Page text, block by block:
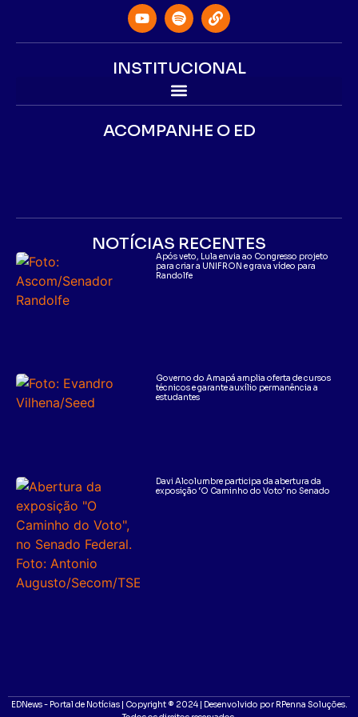
INSTITUCIONAL
ACOMPANHE O ED
NOTÍCIAS RECENTES
Após veto, Lula envia ao Congresso projeto
para criar a UNIFRON e grava vídeo para
Randolfe
Governo do Amapá amplia oferta de cursos
técnicos e garante auxílio permanência a
estudantes
Davi Alcolumbre participa da abertura da
exposição ‘O Caminho do Voto’ no Senado
EDNews - Portal de Notícias | Copyright ® 2024 | Desenvolvido por RPenna Soluções.